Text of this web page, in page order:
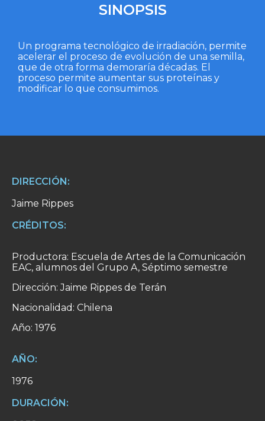
SINOPSIS
Un programa tecnológico de irradiación, permite
acelerar el proceso de evolución de una semilla,
que de otra forma demoraría décadas. El
proceso permite aumentar sus proteínas y
modificar lo que consumimos.
DIRECCIÓN:
Jaime Rippes
CRÉDITOS:
Productora: Escuela de Artes de la Comunicación
EAC, alumnos del Grupo A, Séptimo semestre
Dirección: Jaime Rippes de Terán
Nacionalidad: Chilena
Año: 1976
AÑO:
1976
DURACIÓN: